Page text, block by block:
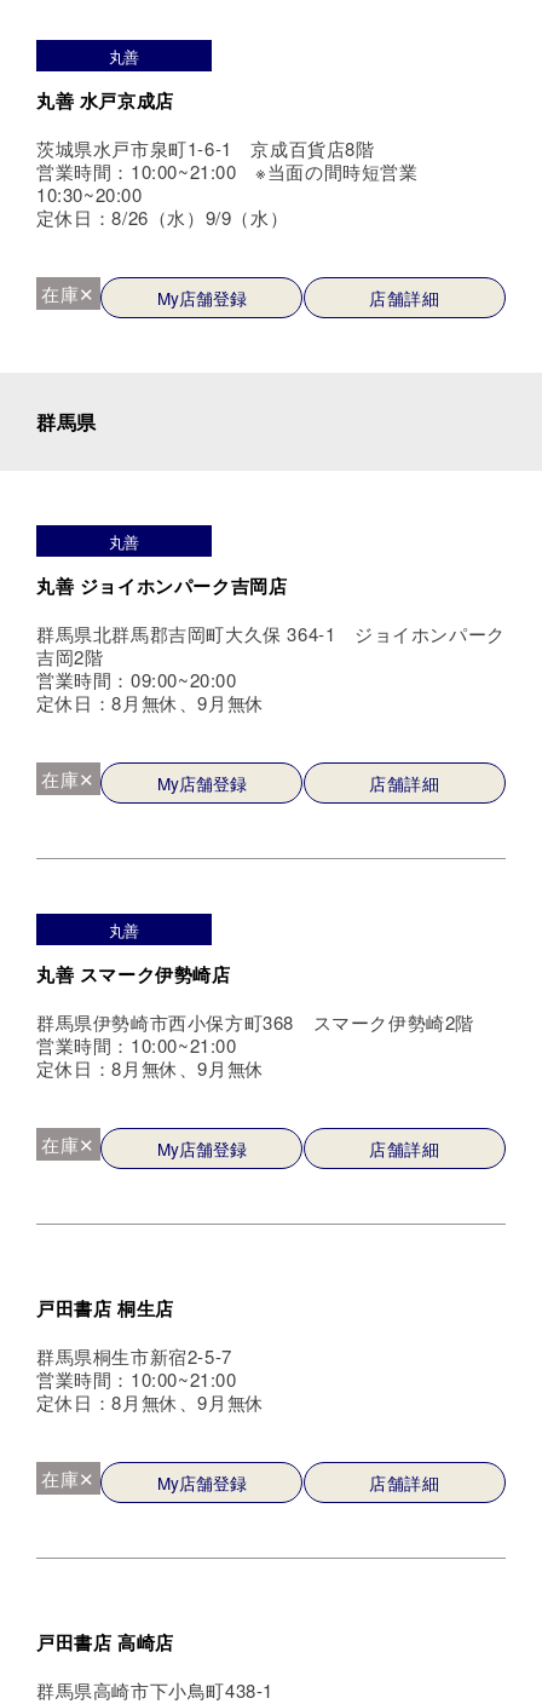
丸善
丸善 水戸京成店
茨城県水戸市泉町1-6-1 京成百貨店8階
営業時間：10:00~21:00 ※当面の間時短営業
10:30~20:00
定休日：8/26（水）9/9（水）
在庫✕ My店舗登録 店舗詳細
群馬県
丸善
丸善 ジョイホンパーク吉岡店
群馬県北群馬郡吉岡町大久保 364-1 ジョイホンパーク
吉岡2階
営業時間：09:00~20:00
定休日：8月無休、9月無休
在庫✕ My店舗登録 店舗詳細
丸善
丸善 スマーク伊勢崎店
群馬県伊勢崎市西小保方町368 スマーク伊勢崎2階
営業時間：10:00~21:00
定休日：8月無休、9月無休
在庫✕ My店舗登録 店舗詳細
戸田書店 桐生店
群馬県桐生市新宿2-5-7
営業時間：10:00~21:00
定休日：8月無休、9月無休
在庫✕ My店舗登録 店舗詳細
戸田書店 高崎店
群馬県高崎市下小鳥町438-1